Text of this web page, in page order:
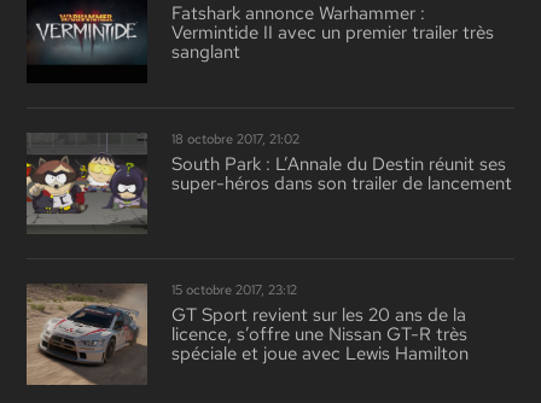
Fatshark annonce Warhammer :
Vermintide II avec un premier trailer très
sanglant
18 octobre 2017, 21:02
South Park : L’Annale du Destin réunit ses
super-héros dans son trailer de lancement
15 octobre 2017, 23:12
GT Sport revient sur les 20 ans de la
licence, s’offre une Nissan GT-R très
spéciale et joue avec Lewis Hamilton